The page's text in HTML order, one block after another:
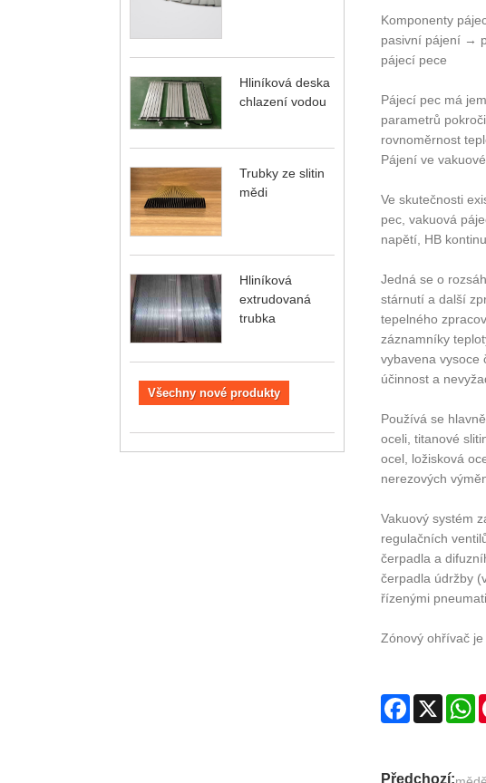
Hliníková deska
chlazení vodou
Trubky ze slitin
mědi
Hliníková
extrudovaná
trubka
Všechny nové produkty
Komponenty
pasivní pájení →
pájecí pece
Pájecí pec má
parametrů
rovnoměrnost
Pájení ve
Ve skutečnosti
pec, vakuová
napětí, HB
Jedná se o
stárnutí a další
tepelného
záznamníky
vybavena vysoce
účinnost a
Používá se
oceli, titanové
ocel, ložisková
nerezových
Vakuový systém
regulačních
čerpadla a
čerpadla údržby
řízenými
Zónový ohřívač
Facebook
X
Předchozí: